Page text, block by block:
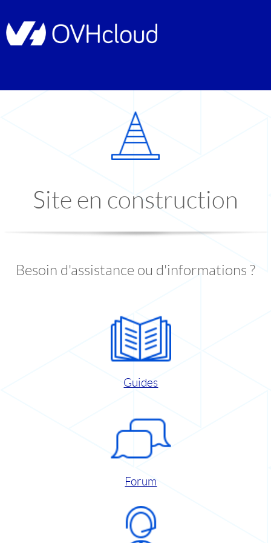
Site en construction
Besoin d'assistance ou d'informations ?
Guides
Forum